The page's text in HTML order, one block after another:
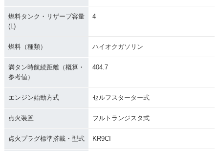
燃料タンク・リザーブ容量
(L)
4
燃料（種類） ハイオクガソリン
満タン時航続距離（概算・
参考値）
404.7
エンジン始動方式 セルフスターター式
点火装置 フルトランジスタ式
点火プラグ標準搭載・型式 KR9CI